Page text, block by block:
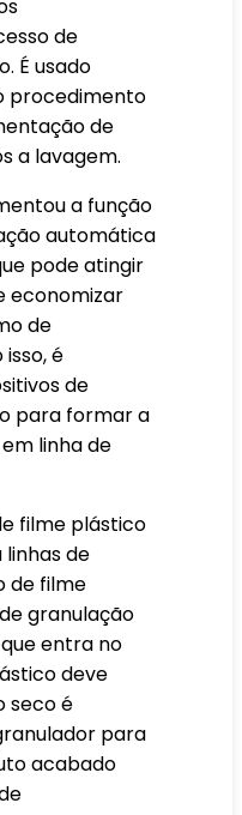
de
É usado
procedimento
de
a lavagem.
a função
automática
pode atingir
economizar
de
é
de
para formar a
linha de
filme plástico
de
de filme
granulação
entra no
deve
seco é
para
acabado